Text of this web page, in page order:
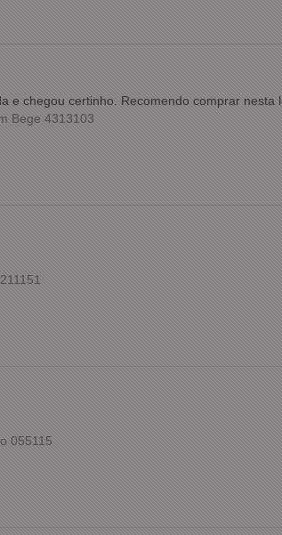
e chegou certinho. Recomendo comprar nesta
Bege 4313103
055115